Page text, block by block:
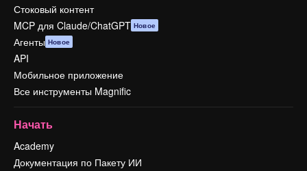
Стоковый контент
MCP для Claude/ChatGPT Новое
Агенты Новое
API
Мобильное приложение
Все инструменты Magnific
Начать
Academy
Документация по Пакету ИИ